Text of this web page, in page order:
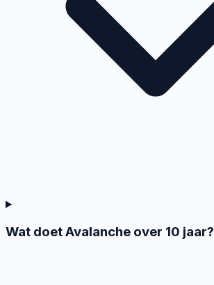
Wat doet Avalanche over 10 jaar?